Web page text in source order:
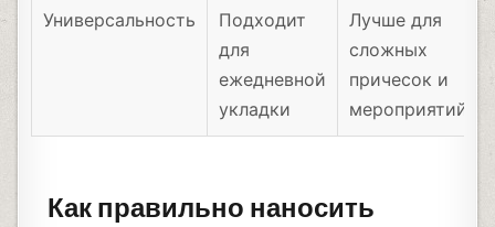
Универсальность
Подходит
для
ежедневной
укладки
Лучше для
сложных
причесок и
мероприятий
Как правильно наносить